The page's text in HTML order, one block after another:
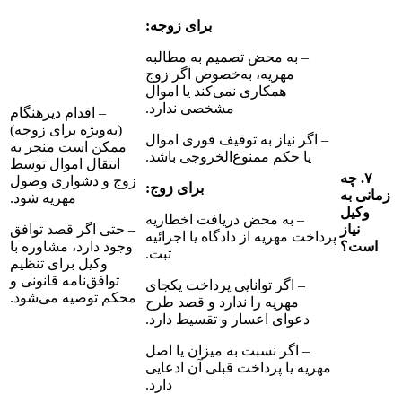
برای زوجه:
– به محض تصمیم به مطالبه
مهریه، به‌خصوص اگر زوج
همکاری نمی‌کند یا اموال
مشخصی ندارد.
– اگر نیاز به توقیف فوری اموال
یا حکم ممنوع‌الخروجی باشد.
برای زوج:
– به محض دریافت اخطاریه
پرداخت مهریه از دادگاه یا اجرائیه
– اگر توانایی پرداخت یکجای
مهریه را ندارد و قصد طرح
دعوای اعسار و تقسیط دارد.
– اگر نسبت به میزان یا اصل
مهریه یا پرداخت قبلی آن ادعایی
– اقدام دیرهنگام
(به‌ویژه برای زوجه)
ممکن است منجر به
انتقال اموال توسط
زوج و دشواری وصول
مهریه شود.
– حتی اگر قصد توافق
وجود دارد، مشاوره با
وکیل برای تنظیم
توافق‌نامه قانونی و
محکم توصیه می‌شود.